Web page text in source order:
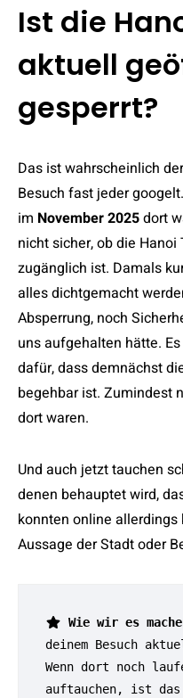
Ist die
aktuell
gesperrt?
Das ist wahrscheinlich
Besuch fast jeder
im November 2025dort
nicht sicher, ob die
zugänglich ist. Damals
alles dichtgemacht
Absperrung, noch
uns aufgehalten hätte.
dafür, dass demnächst
begehbar ist. Zumindest
dort waren.
Und auch jetzt tauchen
denen behauptet wird,
konnten online
Aussage der Stadt oder
Wie wir es
deinem Besuch
Wenn dort noch
auftauchen, ist